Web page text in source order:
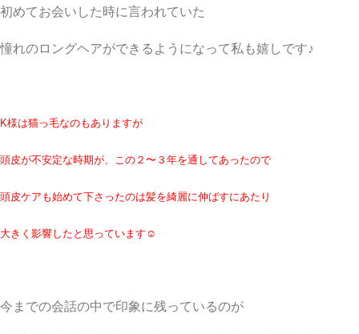
初めてお会いした時に言われていた
憧れのロングヘアができるようになって私も嬉しです♪
K様は猫っ毛なのもありますが
頭皮が不安定な時期が、この２〜３年を通してあったので
頭皮ケアも始めて下さったのは髪を綺麗に伸ばすにあたり
大きく影響したと思っています☺︎
今までの会話の中で印象に残っているのが